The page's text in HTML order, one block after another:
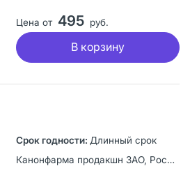
Цена от 495 руб.
В корзину
Длинный срок
Канонфарма продакшн ЗАО, Россия